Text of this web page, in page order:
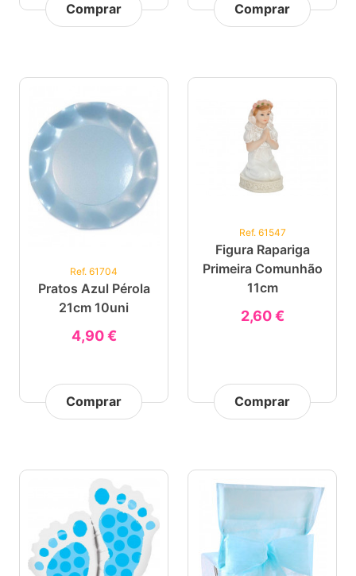
Comprar Comprar
Ref. 61704
Pratos Azul Pérola
21cm 10uni
4,90 €
Comprar
Ref. 61547
Figura Rapariga
Primeira Comunhão
11cm
2,60 €
Comprar